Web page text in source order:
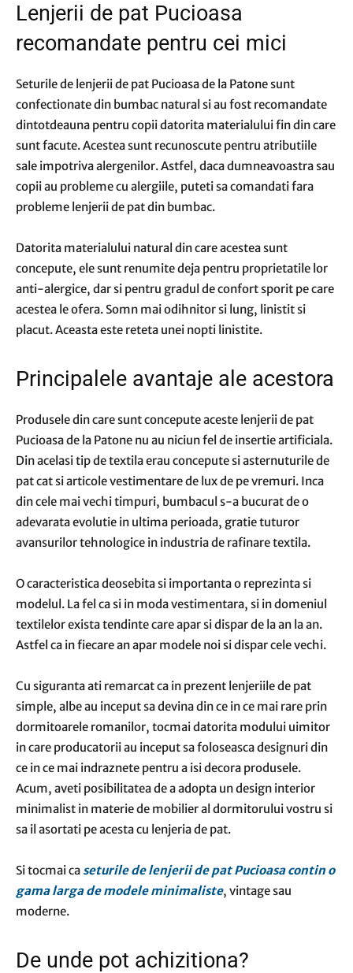
Lenjerii de pat Pucioasa
recomandate pentru cei mici
Seturile de lenjerii de pat Pucioasa de la Patone sunt
confectionate din bumbac natural si au fost recomandate
dintotdeauna pentru copii datorita materialului fin din care
sunt facute. Acestea sunt recunoscute pentru atributiile
sale impotriva alergenilor. Astfel, daca dumneavoastra sau
copii au probleme cu alergiile, puteti sa comandati fara
probleme lenjerii de pat din bumbac.
Datorita materialului natural din care acestea sunt
concepute, ele sunt renumite deja pentru proprietatile lor
anti-alergice, dar si pentru gradul de confort sporit pe care
acestea le ofera. Somn mai odihnitor si lung, linistit si
placut. Aceasta este reteta unei nopti linistite.
Principalele avantaje ale acestora
Produsele din care sunt concepute aceste lenjerii de pat
Pucioasa de la Patone nu au niciun fel de insertie artificiala.
Din acelasi tip de textila erau concepute si asternuturile de
pat cat si articole vestimentare de lux de pe vremuri. Inca
din cele mai vechi timpuri, bumbacul s-a bucurat de o
adevarata evolutie in ultima perioada, gratie tuturor
avansurilor tehnologice in industria de rafinare textila.
O caracteristica deosebita si importanta o reprezinta si
modelul. La fel ca si in moda vestimentara, si in domeniul
textilelor exista tendinte care apar si dispar de la an la an.
Astfel ca in fiecare an apar modele noi si dispar cele vechi.
Cu siguranta ati remarcat ca in prezent lenjeriile de pat
simple, albe au inceput sa devina din ce in ce mai rare prin
dormitoarele romanilor, tocmai datorita modului uimitor
in care producatorii au inceput sa foloseasca designuri din
ce in ce mai indraznete pentru a isi decora produsele.
Acum, aveti posibilitatea de a adopta un design interior
minimalist in materie de mobilier al dormitorului vostru si
sa il asortati pe acesta cu lenjeria de pat.
Si tocmai ca seturile de lenjerii de pat Pucioasa contin o
gama larga de modele minimaliste, vintage sau
moderne.
De unde pot achizitiona?